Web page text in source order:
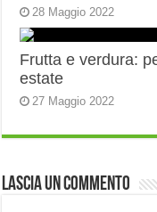
28 Maggio 2022
Frutta e verdura:
estate
27 Maggio 2022
Lascia un commento